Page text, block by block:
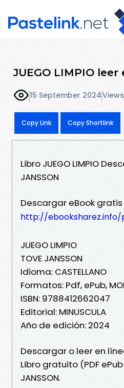
JUEGO LIMPIO leer
15 September 2024
Copy Link Copy Shortlink
Libro JUEGO LIMPIO
JANSSON
Descargar eBook
http://
JUEGO LIMPIO
TOVE JANSSON
Idioma: CASTELLANO
Formatos: Pdf, ePub,
ISBN: 9788412662047
Editorial: MINUSCULA
Año de edición: 2024
Descargar o leer en
Libro gratuito (PDF
JANSSON.